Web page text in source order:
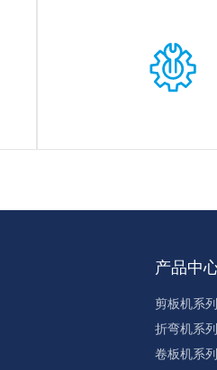
产品中
剪板机系列
折弯机系列
卷板机系列